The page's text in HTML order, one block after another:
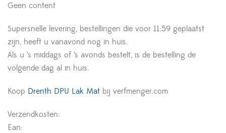
Geen content
Supersnelle levering, bestellingen die voor 11:59 geplaatst
zijn, heeft u vanavond nog in huis.
Als u ’s middags of ’s avonds bestelt, is de bestelling de
volgende dag al in huis.
Koop Drenth DPU Lak Mat bij verfmenger.com
Verzendkosten:
Ean: